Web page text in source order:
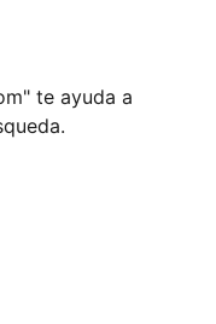
te ayuda a